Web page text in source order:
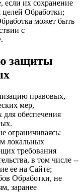
если их сохранение
целей Обработки;
может быть
с
защиты
правовых,
мер,
обеспечения
ограничиваясь:
локальных
требования
в том числе --
ее на Сайте;
Обработки, не
заранее